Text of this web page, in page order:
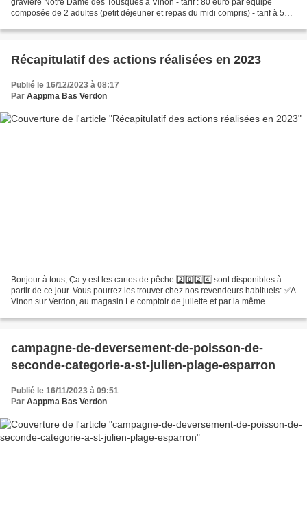
graviere Notre Dame des Tousques à Vinon - tarif : 80 euro par équipe
composée de 2 adultes (petit déjeuner et repas du midi compris) - tarif à 50 €
Récapitulatif des actions réalisées en 2023
Publié le 16/12/2023 à 08:17
Par Aappma Bas Verdon
Bonjour à tous, Ça y est les cartes de pêche 2️⃣0️⃣2️⃣4️⃣ sont disponibles à
partir de ce jour. Vous pourrez les trouver chez nos revendeurs habituels: ✅️A
Vinon sur Verdon, au magasin Le comptoir de juliette et par la même
campagne-de-deversement-de-poisson-de-
seconde-categorie-a-st-julien-plage-esparron
Publié le 16/11/2023 à 09:51
Par Aappma Bas Verdon